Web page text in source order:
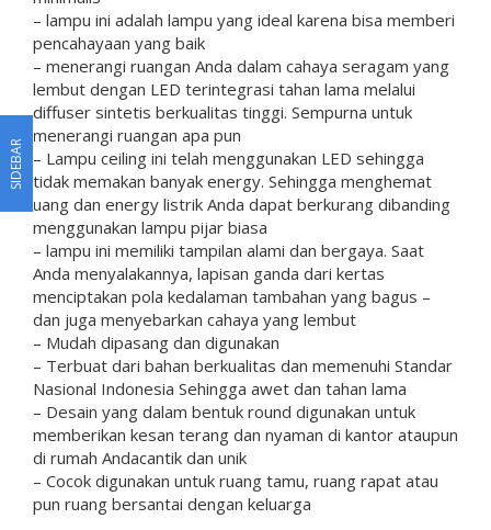
– lampu ini adalah lampu yang ideal karena bisa memberi
pencahayaan yang baik
– menerangi ruangan Anda dalam cahaya seragam yang
lembut dengan LED terintegrasi tahan lama melalui
diffuser sintetis berkualitas tinggi. Sempurna untuk
menerangi ruangan apa pun
– Lampu ceiling ini telah menggunakan LED sehingga
tidak memakan banyak energy. Sehingga menghemat
uang dan energy listrik Anda dapat berkurang dibanding
menggunakan lampu pijar biasa
– lampu ini memiliki tampilan alami dan bergaya. Saat
Anda menyalakannya, lapisan ganda dari kertas
menciptakan pola kedalaman tambahan yang bagus –
dan juga menyebarkan cahaya yang lembut
– Mudah dipasang dan digunakan
– Terbuat dari bahan berkualitas dan memenuhi Standar
Nasional Indonesia Sehingga awet dan tahan lama
– Desain yang dalam bentuk round digunakan untuk
memberikan kesan terang dan nyaman di kantor ataupun
di rumah Andacantik dan unik
– Cocok digunakan untuk ruang tamu, ruang rapat atau
pun ruang bersantai dengan keluarga
SIDEBAR